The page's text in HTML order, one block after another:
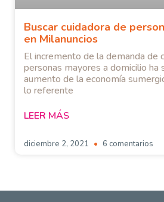
Buscar cuidadora de
en Milanuncios
El incremento de la demanda de
personas mayores a domicilio ha
aumento de la economía
lo referente
LEER MÁS
diciembre 2, 2021 6 comentarios